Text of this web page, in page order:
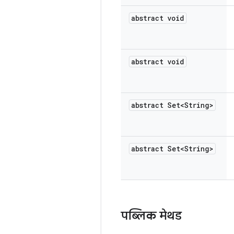
abstract void
abstract void
abstract Set<String>
abstract Set<String>
पब्लिक मेथड